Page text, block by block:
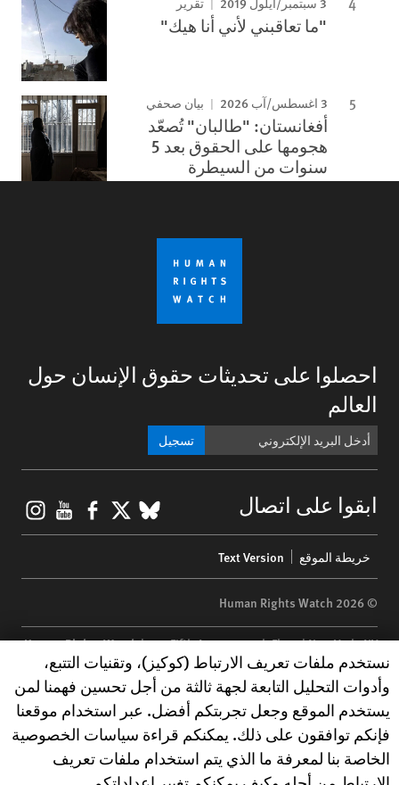
تقرير
"ما تعاقبني لأني أنا هيك"
3 اغسطس/آب 2026 بيان صحفي
أفغانستان: "طالبان" تُصعّد
هجومها على الحقوق بعد 5
سنوات من السيطرة
احصلوا على تحديثات حقوق الإنسان حول
العالم
تسجيل
ابقوا على اتصال BlueSky
X
menu
خريطة الموقع Text Version
© 2026 Human Rights Watch
Human Rights Watch| 350 Fifth Avenue, 34th Floor | New York,NY
10118-3299 USA|t 1.212.290.4700
Human Rights Watchis a 501(C)(3) nonprofit registered in the US
under EIN: 13-2875808
Human Rights Watch cookie preferences
نستخدم ملفات تعريف الارتباط (كوكيز)، وتقنيات التتبع،
وأدوات التحليل التابعة لجهة ثالثة من أجل تحسين فهمنا لمن
يستخدم الموقع وجعل تجربتكم أفضل. عبر استخدام موقعنا
فإنكم توافقون على ذلك. يمكنكم قراءة سياسات الخصوصية
الخاصة بنا لمعرفة ما الذي يتم استخدام ملفات تعريف